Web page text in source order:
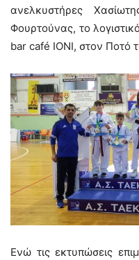
ανελκυστήρες
Φουρτούνας, το
bar café ΙΟΝΙ, στον Ποτό
Ενώ τις εκτυπώσεις